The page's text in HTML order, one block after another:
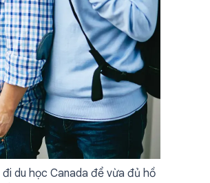
du học Canada để vừa đủ hồ